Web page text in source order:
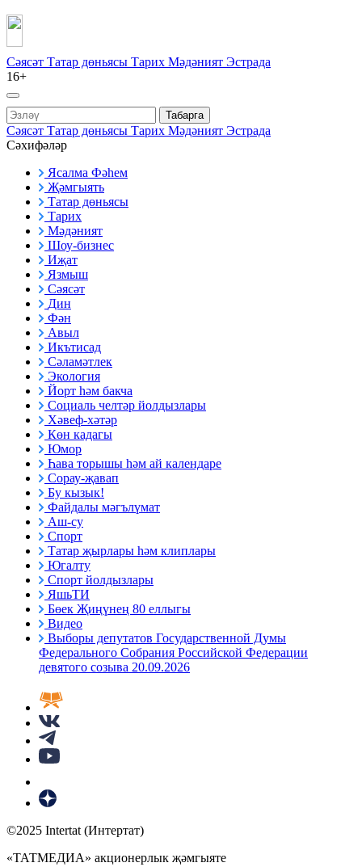
Сәясәт Татар дөньясы Тарих Мәдәният Эстрада
16+
Табарга
Сәясәт Татар дөньясы Тарих Мәдәният Эстрада
Сәхифәләр
Ясалма Фәһем
Җәмгыять
Татар дөньясы
Тарих
Мәдәният
Шоу-бизнес
Иҗат
Язмыш
Сәясәт
Дин
Фән
Авыл
Икътисад
Сәламәтлек
Экология
Йорт һәм бакча
Социаль челтәр йолдызлары
Хәвеф-хәтәр
Көн кадагы
Юмор
Һава торышы һәм ай календаре
Сорау-җавап
Бу кызык!
Файдалы мәгълүмат
Аш-су
Спорт
Татар җырлары һәм клиплары
Югалту
Спорт йолдызлары
ЯшьТИ
Бөек Җиңүнең 80 еллыгы
Видео
Выборы депутатов Государственной Думы
Федерального Собрания Российской Федерации
девятого созыва 20.09.2026
©2025 Intertat (Интертат)
«ТАТМЕДИА» акционерлык җәмгыяте